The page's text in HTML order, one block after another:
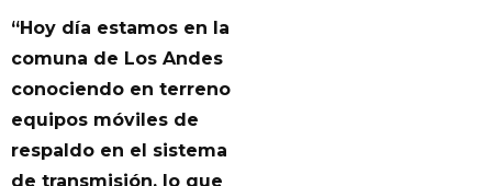
“Hoy día estamos en la
comuna de Los Andes
conociendo en terreno
equipos móviles de
respaldo en el sistema
de transmisión, lo que